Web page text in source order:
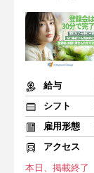
給与
シフト
雇用形態
アクセス
本日、掲載終了